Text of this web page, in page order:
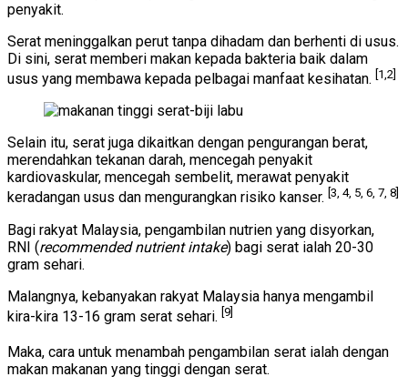
penyakit.
Serat meninggalkan perut tanpa dihadam dan berhenti di usus.
Di sini, serat memberi makan kepada bakteria baik dalam
usus yang membawa kepada pelbagai manfaat kesihatan. [1,2]
Selain itu, serat juga dikaitkan dengan pengurangan berat,
merendahkan tekanan darah, mencegah penyakit
kardiovaskular, mencegah sembelit, merawat penyakit
keradangan usus dan mengurangkan risiko kanser. [3, 4, 5, 6, 7, 8]
Bagi rakyat Malaysia, pengambilan nutrien yang disyorkan,
RNI (recommended nutrient intake) bagi serat ialah 20-30
gram sehari.
Malangnya, kebanyakan rakyat Malaysia hanya mengambil
kira-kira 13-16 gram serat sehari. [9]
Maka, cara untuk menambah pengambilan serat ialah dengan
makan makanan yang tinggi dengan serat.